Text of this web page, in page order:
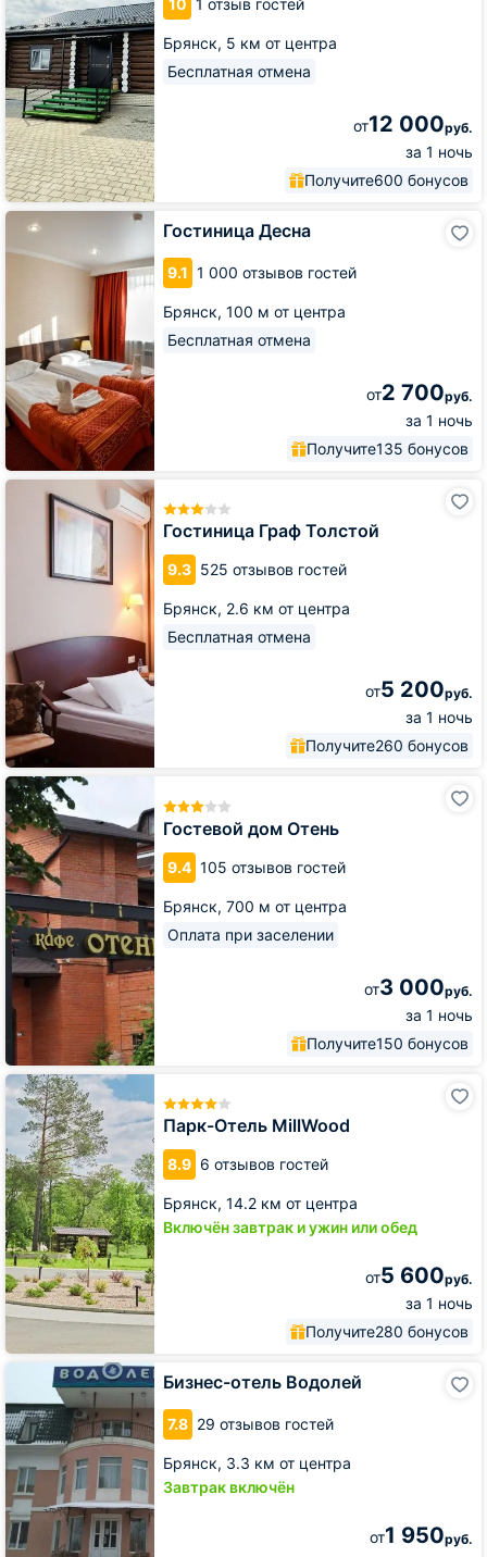
Брянск, 5 км от центра
Бесплатная отмена
от12 000руб.
за 1 ночь
Получите600 бонусов
Дорожной
Гостиница Десна
9.1 1 000 отзывов гостей
Брянск, 100 м от центра
Бесплатная отмена
от2 700руб.
за 1 ночь
Получите135 бонусов
Гостиница
Гостиница Граф Толстой
9.3 525 отзывов гостей
Брянск, 2.6 км от центра
Бесплатная отмена
от5 200руб.
за 1 ночь
Получите260 бонусов
Гостиница
Гостевой дом Отень
9.4 105 отзывов гостей
Брянск, 700 м от центра
Оплата при заселении
от3 000руб.
за 1 ночь
Получите150 бонусов
Гостевой
дом
Отень
Парк-Отель MillWood
8.9 6 отзывов гостей
Брянск, 14.2 км от центра
Включён завтрак и ужин или обед
от5 600руб.
за 1 ночь
Получите280 бонусов
Парк-
Отель
MillWood
Бизнес-отель Водолей
7.8 29 отзывов гостей
Брянск, 3.3 км от центра
Завтрак включён
от1 950руб.
Бизнес-
Водолей